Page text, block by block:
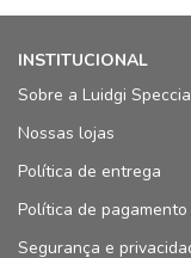
INSTITUCIONAL
Sobre a Luidgi
Nossas lojas
Política de entrega
Política de pagamento
Segurança e